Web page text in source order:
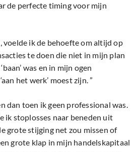
de perfecte timing voor mijn
voelde ik de behoefte om altijd op
te doen die niet in mijn plan
was en in mijn ogen
het werk’ moest zijn. ”
dan toen ik geen professional was.
ik stoplosses naar beneden uit
grote stijging net zou missen of
grote klap in mijn handelskapitaal